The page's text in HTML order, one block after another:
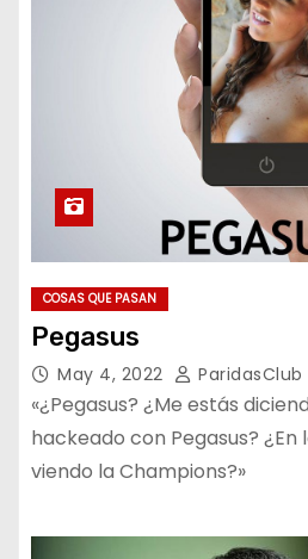
COSAS QUE PASAN
Pegasus
May 4, 2022 ParidasClub
«¿Pegasus? ¿Me estás
hackeado con Pegasus? ¿En
viendo la Champions?»